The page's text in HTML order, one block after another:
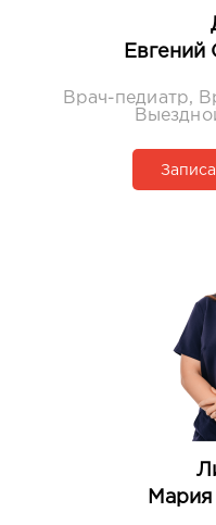
Евгений
Врач-педиатр,
Мария